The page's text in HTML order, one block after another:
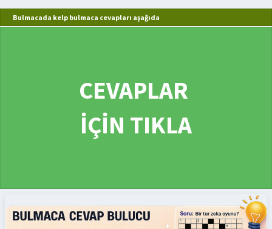
Bulmacada kelp bulmaca cevapları aşağıda
CEVAPLAR
İÇİN TIKLA